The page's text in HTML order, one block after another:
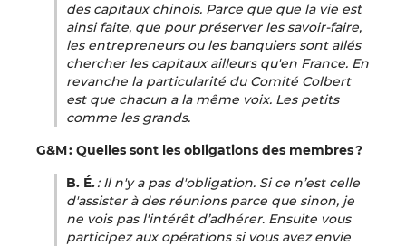
des capitaux chinois. Parce que que la vie est
ainsi faite, que pour préserver les savoir-faire,
les entrepreneurs ou les banquiers sont allés
chercher les capitaux ailleurs qu'en France. En
revanche la particularité du Comité Colbert
est que chacun a la même voix. Les petits
comme les grands.
G&M : Quelles sont les obligations des membres ?
B. É.: Il n'y a pas d'obligation. Si ce n’est celle
d'assister à des réunions parce que sinon, je
ne vois pas l'intérêt d’adhérer. Ensuite vous
participez aux opérations si vous avez envie